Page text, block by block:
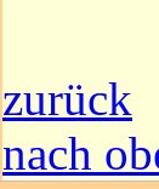
zurück
nach